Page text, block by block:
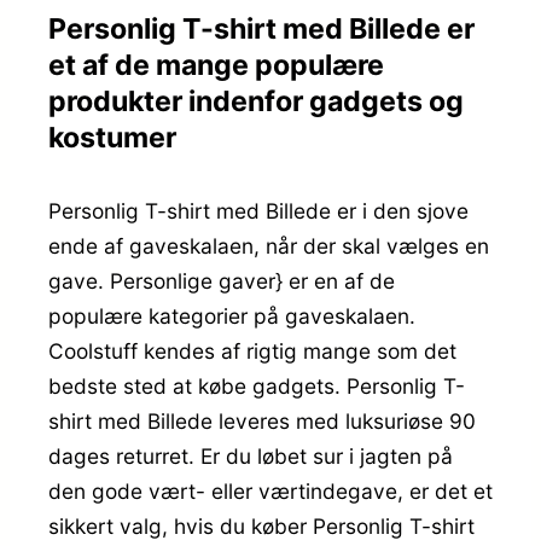
Personlig T-shirt med Billede er
et af de mange populære
produkter indenfor gadgets og
kostumer
Personlig T-shirt med Billede er i den sjove
ende af gaveskalaen, når der skal vælges en
gave. Personlige gaver} er en af de
populære kategorier på gaveskalaen.
Coolstuff kendes af rigtig mange som det
bedste sted at købe gadgets. Personlig T-
shirt med Billede leveres med luksuriøse 90
dages returret. Er du løbet sur i jagten på
den gode vært- eller værtindegave, er det et
sikkert valg, hvis du køber Personlig T-shirt